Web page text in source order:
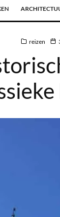
reizen